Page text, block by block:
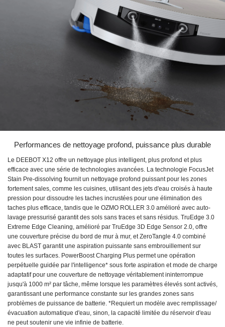
Performances de nettoyage profond, puissance plus durable
Le DEEBOT X12 offre un nettoyage plus intelligent, plus profond et plus
efficace avec une série de technologies avancées. La technologie FocusJet
Stain Pre-dissolving fournit un nettoyage profond puissant pour les zones
fortement sales, comme les cuisines, utilisant des jets d'eau croisés à haute
pression pour dissoudre les taches incrustées pour une élimination des
taches plus efficace, tandis que le OZMO ROLLER 3.0 amélioré avec auto-
lavage pressurisé garantit des sols sans traces et sans résidus. TruEdge 3.0
Extreme Edge Cleaning, amélioré par TruEdge 3D Edge Sensor 2.0, offre
une couverture précise du bord de mur à mur, et ZeroTangle 4.0 combiné
avec BLAST garantit une aspiration puissante sans embrouillement sur
toutes les surfaces. PowerBoost Charging Plus permet une opération
perpétuelle guidée par l'intelligence* sous forte aspiration et mode de charge
adaptatif pour une couverture de nettoyage véritablement ininterrompue
jusqu'à 1000 m² par tâche, même lorsque les paramètres élevés sont activés,
garantissant une performance constante sur les grandes zones sans
problèmes de puissance de batterie. *Requiert un modèle avec remplissage/
évacuation automatique d'eau, sinon, la capacité limitée du réservoir d'eau
ne peut soutenir une vie infinie de batterie.